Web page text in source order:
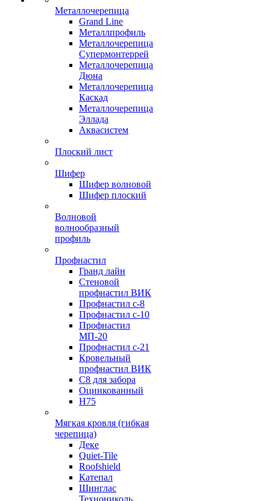
Металлочерепица
Grand Line
Металлпрофиль
Металлочерепица
Супермонтеррей
Металлочерепица
Дюна
Металлочерепица
Каскад
Металлочерепица
Эллада
Аквасистем
Плоский лист
Шифер
Шифер волновой
Шифер плоский
Волновой
волнообразный
профиль
Профнастил
Гранд лайн
Стеновой
профнастил ВИК
Профнастил с-8
Профнастил с-10
Профнастил
МП-20
Профнастил с-21
Кровельный
профнастил ВИК
С8 для забора
Оцинкованный
Н75
Мягкая кровля (гибкая
черепица)
Деке
Quiet-Tile
Roofshield
Катепал
Шинглас
Технониколь